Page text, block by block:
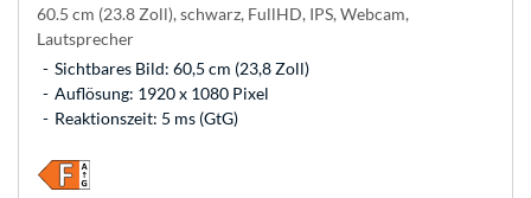
60.5 cm (23.8 Zoll), schwarz, FullHD, IPS, Webcam,
Lautsprecher
Sichtbares Bild: 60,5 cm (23,8 Zoll)
Auflösung: 1920 x 1080 Pixel
Reaktionszeit: 5 ms (GtG)